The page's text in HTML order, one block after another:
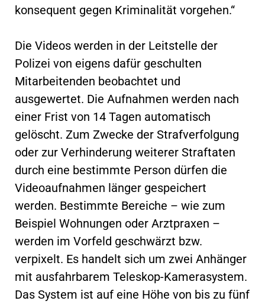
konsequent gegen Kriminalität vorgehen.“
Die Videos werden in der Leitstelle der
Polizei von eigens dafür geschulten
Mitarbeitenden beobachtet und
ausgewertet. Die Aufnahmen werden nach
einer Frist von 14 Tagen automatisch
gelöscht. Zum Zwecke der Strafverfolgung
oder zur Verhinderung weiterer Straftaten
durch eine bestimmte Person dürfen die
Videoaufnahmen länger gespeichert
werden. Bestimmte Bereiche – wie zum
Beispiel Wohnungen oder Arztpraxen –
werden im Vorfeld geschwärzt bzw.
verpixelt. Es handelt sich um zwei Anhänger
mit ausfahrbarem Teleskop-Kamerasystem.
Das System ist auf eine Höhe von bis zu fünf